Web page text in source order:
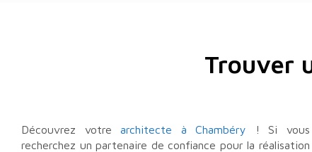
Trouver
Découvrez votrearchitecte à Chambéry ! Si vous
recherchez un partenaire de confiance pour la réalisation